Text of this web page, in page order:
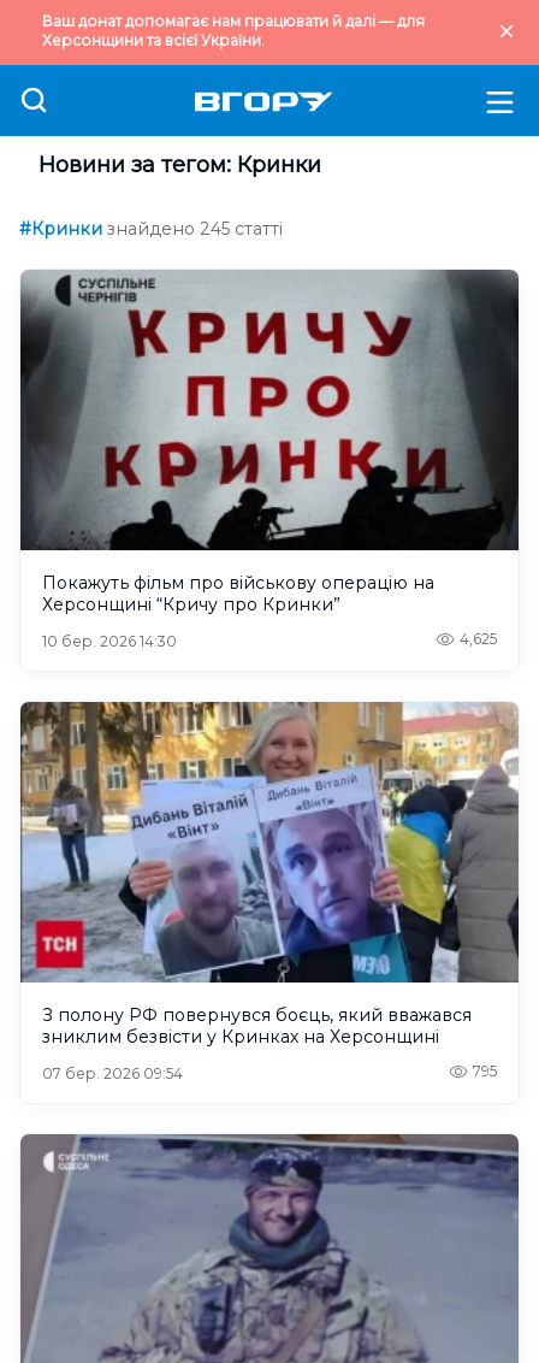
Ваш донат допомагає нам працювати й далі — для
Херсонщини та всієї України.
Новини за тегом: Кринки
#Кринки знайдено 245 статті
Покажуть фільм про військову операцію на
Херсонщині “Кричу про Кринки”
10 бер. 2026 14:30 4,625
З полону РФ повернувся боєць, який вважався
зниклим безвісти у Кринках на Херсонщині
07 бер. 2026 09:54 795